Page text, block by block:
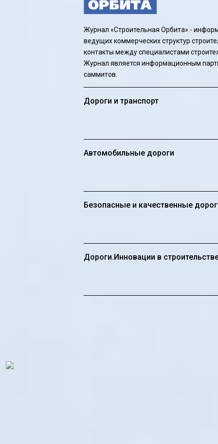
Журнал «Строительная Орбита» -
ведущих коммерческих структур
контакты между специалистами
Журнал является информационным
саммитов.
Дороги и транспорт
Автомобильные дороги
Безопасные и качественные
Дороги.Инновации в